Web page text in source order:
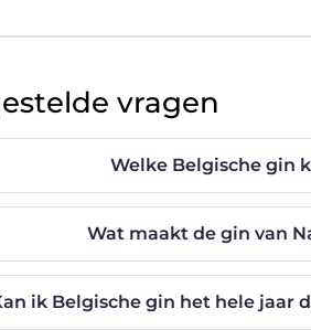
vragen
Welke Belgische gin
Wat maakt de gin van
ik Belgische gin het hele jaar